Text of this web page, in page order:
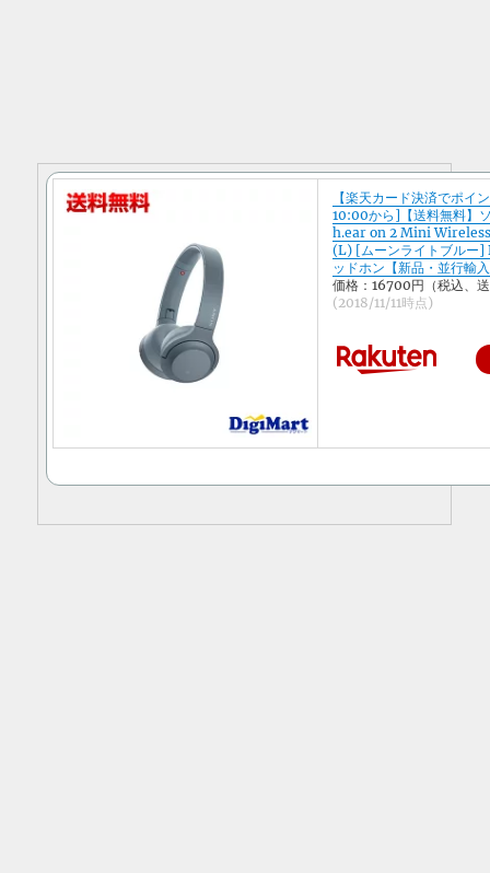
【楽天カード決済でポイ
10:00から]【送料無料】
h.ear on 2 Mini
(L) [ムーンライトブルー
ッドホン【新品・並行輸
価格：16700円（税込、
(2018/11/11時点)